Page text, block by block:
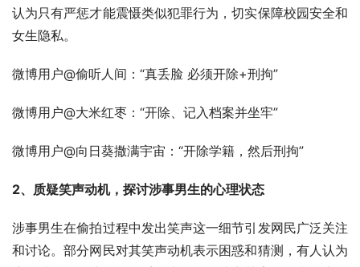
认为只有严惩才能震慑类似犯罪行为，切实保障校园安全和
女生隐私。
微博用户@偷听人间：“真丢脸 必须开除+刑拘”
微博用户@大米红枣：“开除、记入档案并坐牢”
微博用户@向日葵撒满宇宙：“开除学籍，然后刑拘”
2、质疑笑声动机，探讨涉事男生的心理状态
涉事男生在偷拍过程中发出笑声这一细节引发网民广泛关注
和讨论。部分网民对其笑声动机表示困惑和猜测，有人认为